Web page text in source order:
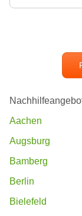
Aachen
Augsburg
Bamberg
Berlin
Bielefeld